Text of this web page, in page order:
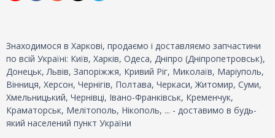
Знаходимося в Харкові, продаємо і доставляємо запчастини
по всій Україні: Київ, Харків, Одеса, Дніпро (Дніпропетровськ),
Донецьк, Львів, Запоріжжя, Кривий Ріг, Миколаїв, Маріуполь,
Вінниця, Херсон, Чернігів, Полтава, Черкаси, Житомир, Суми,
Хмельницький, Чернівці, Івано-Франківськ, Кременчук,
Краматорськ, Мелітополь, Нікополь, ... - доставимо в будь-
який населений пункт України